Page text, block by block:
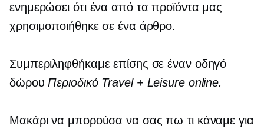
ενημερώσει ότι ένα από τα προϊόντα μας
χρησιμοποιήθηκε σε ένα άρθρο.
Συμπεριληφθήκαμε επίσης σε έναν οδηγό
δώρουΠεριοδικό Travel + Leisure online.
Μακάρι να μπορούσα να σας πω τι κάναμε για